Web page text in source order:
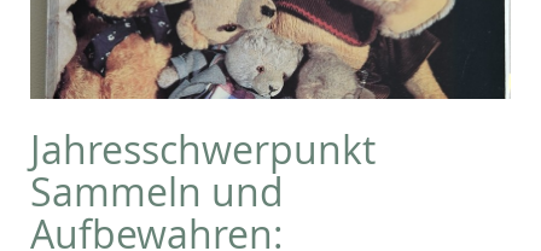
Jahresschwerpunkt
Sammeln und
Aufbewahren: